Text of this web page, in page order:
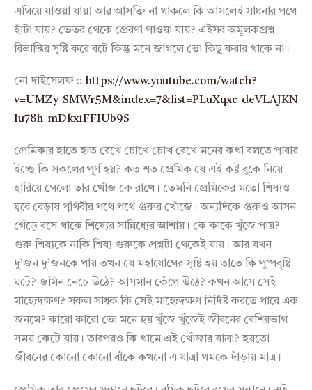
এগিয়ে যাওয়া যায়! আর আসক্তি না থাকলে কি আসলেই সাধনার পথে
হাঁটা যায়? ভেতর থেকে প্রেরণা পাওয়া যায়? এইসব অমূলকপ্রশ্ন
বিভ্রান্তির সৃষ্টি করে বটে কিন্তু মনে জাগলে তো কিছু করার থাকে না।
নো দাইসেলফ :: https://www.youtube.com/watch?
v=UMZy_SMWr5M&index=7&list=PLuXqxc_deVLAJKN
Iu78h_mDkx1FFIUb9S
প্রেমিকার হাতে হাত রেখে চোখে চোখ রেখে মনের কথা বলতে পারার
ইচ্ছে কি সকলের পূর্ণ হয়? কত শত প্রেমিক যে এই কষ্ট বুকে নিয়ে
হারিয়ে গেলো তার খোঁজ কে রাখে। তেমনি প্রেমিকের মতো শিষ্যও
ঘুরে বেড়ায় পৃথিবীর পথে পথে গুরুর খোঁজে। অন্যদিকে গুরুও আসন
গেঁড়ে বসে থাকে শিষ্যের সান্নিধ্যের আশায়। কে কাকে খুঁজে পায়?
গুরু শিষ্যকে নাকি শিষ্য গুরুকে প্রশ্নটা থেকেই যায়। আর যখন
দু’জন দু’জনকে পায় তখন যে মহাযোগের সৃষ্টি হয় তাতে কি পুষ্পবৃষ্টি
ঘটে? জমিন নেচে উঠে? আসমান কেঁপে উঠে? কখন আসে সেই
মাহেন্দ্রক্ষণ? সকল সাধক কি সেই মাহেন্দ্রক্ষণ নির্দিষ্ট করতে পারে এক
জনমে? কারো কারো তো মনে হয় খুঁজে খুঁজেই জীবনের বেশিরভাগ
সময় কেটে যায়। তারপরও কি থামে এই খোঁজার যাত্রা? হয়তো
জীবনের কোনো কোনো বাঁকে কখনো এ যাত্রা থমকে দাঁড়ায় মাত্র।